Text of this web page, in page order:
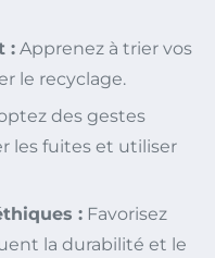
: Apprenez à trier vos
le recyclage.
des gestes
les fuites et utiliser
: Favorisez
la durabilité et le